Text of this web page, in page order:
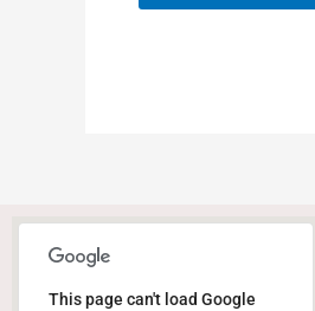
This page can't load Google